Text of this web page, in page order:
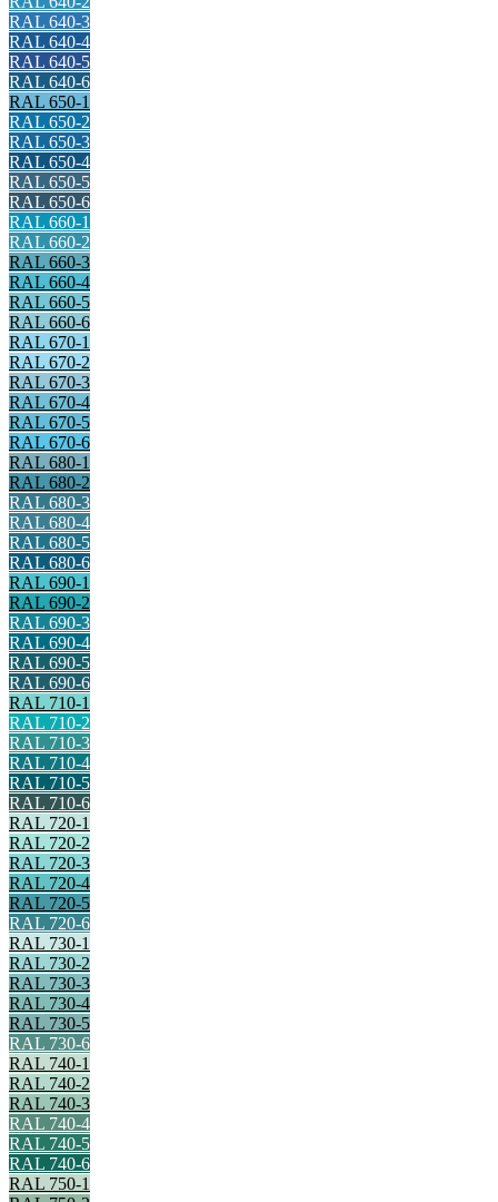
RAL 640-3
RAL 640-4
RAL 640-5
RAL 640-6
RAL 650-1
RAL 650-2
RAL 650-3
RAL 650-4
RAL 650-5
RAL 650-6
RAL 660-1
RAL 660-2
RAL 660-3
RAL 660-4
RAL 660-5
RAL 660-6
RAL 670-1
RAL 670-2
RAL 670-3
RAL 670-4
RAL 670-5
RAL 670-6
RAL 680-1
RAL 680-2
RAL 680-3
RAL 680-4
RAL 680-5
RAL 680-6
RAL 690-1
RAL 690-2
RAL 690-3
RAL 690-4
RAL 690-5
RAL 690-6
RAL 710-1
RAL 710-2
RAL 710-3
RAL 710-4
RAL 710-5
RAL 710-6
RAL 720-1
RAL 720-2
RAL 720-3
RAL 720-4
RAL 720-5
RAL 720-6
RAL 730-1
RAL 730-2
RAL 730-3
RAL 730-4
RAL 730-5
RAL 730-6
RAL 740-1
RAL 740-2
RAL 740-3
RAL 740-4
RAL 740-5
RAL 740-6
RAL 750-1